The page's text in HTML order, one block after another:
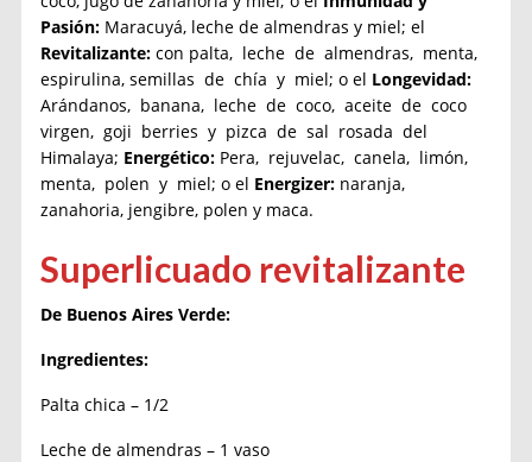
Pasión: Maracuyá, leche de almendras y miel; el
Revitalizante: con palta, leche de almendras, menta,
espirulina, semillas de chía y miel; o el Longevidad:
Arándanos, banana, leche de coco, aceite de coco
virgen, goji berries y pizca de sal rosada del
Himalaya; Energético: Pera, rejuvelac, canela, limón,
menta, polen y miel; o el Energizer: naranja,
zanahoria, jengibre, polen y maca.
Superlicuado revitalizante
De Buenos Aires Verde:
Ingredientes:
Palta chica – 1/2
Leche de almendras – 1 vaso